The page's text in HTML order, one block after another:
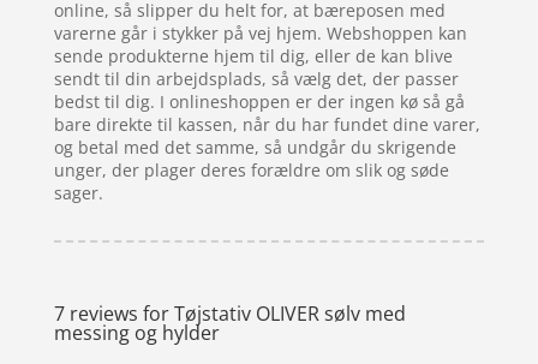
online, så slipper du helt for, at bæreposen med
varerne går i stykker på vej hjem. Webshoppen kan
sende produkterne hjem til dig, eller de kan blive
sendt til din arbejdsplads, så vælg det, der passer
bedst til dig. I onlineshoppen er der ingen kø så gå
bare direkte til kassen, når du har fundet dine varer,
og betal med det samme, så undgår du skrigende
unger, der plager deres forældre om slik og søde
sager.
7 reviews forTøjstativ OLIVER sølv med
messing og hylder